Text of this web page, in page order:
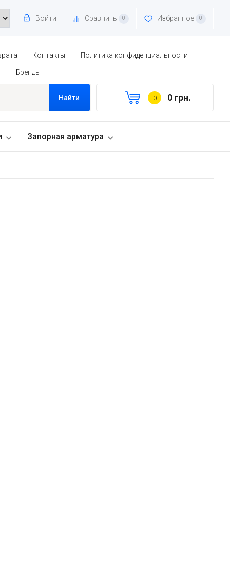
Войти Сравнить 0 Избранное 0
Контакты Политика конфиденциальности
Бренды
Найти 0 0 грн.
Запорная арматура